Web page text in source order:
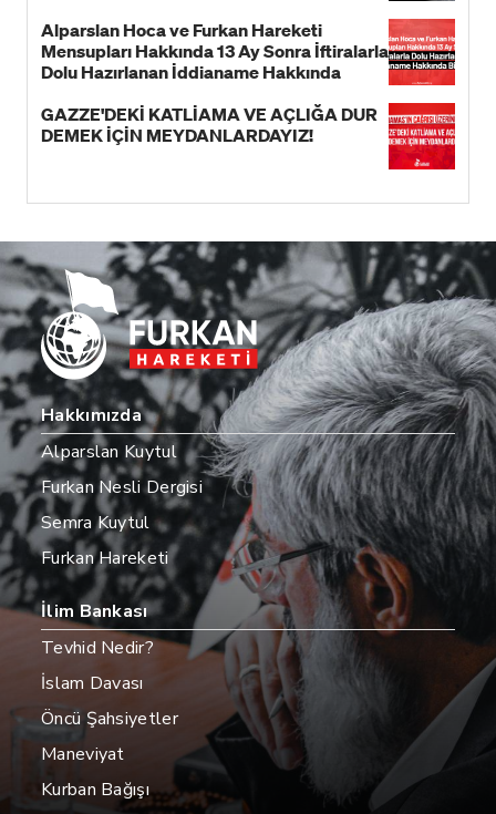
Alparslan Hoca ve Furkan Hareketi
Mensupları Hakkında 13 Ay Sonra İftiralarla
Dolu Hazırlanan İddianame Hakkında
GAZZE'DEKİ KATLİAMA VE AÇLIĞA DUR
DEMEK İÇİN MEYDANLARDAYIZ!
Hakkımızda
Alparslan Kuytul
Furkan Nesli Dergisi
Semra Kuytul
Furkan Hareketi
İlim Bankası
Tevhid Nedir?
İslam Davası
Öncü Şahsiyetler
Maneviyat
Kurban Bağışı